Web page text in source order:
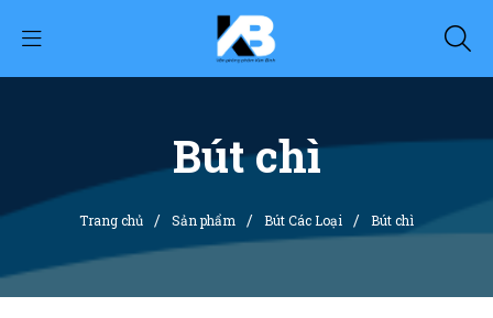
Bút chì
Trang chủ / Sản phẩm / Bút Các Loại / Bút chì